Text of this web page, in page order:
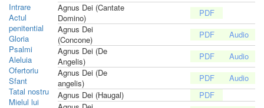
Intrare
Actul
penitential
Gloria
Psalmi
Aleluia
Ofertoriu
Sfant
Tatal nostru
Mielul lui
Agnus Dei (Cantate
Domino)
Agnus Dei
(Concone)
Agnus Dei (De
Angelis)
Agnus Dei (De
angelis)
Agnus Dei (Haugal)